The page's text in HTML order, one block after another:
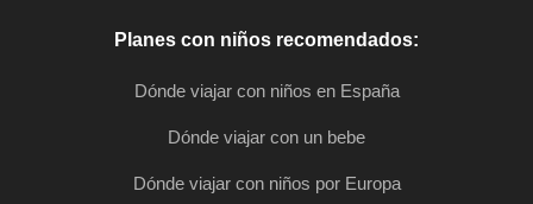
Planes con niños recomendados:
Dónde viajar con niños en España
Dónde viajar con un bebe
Dónde viajar con niños por Europa